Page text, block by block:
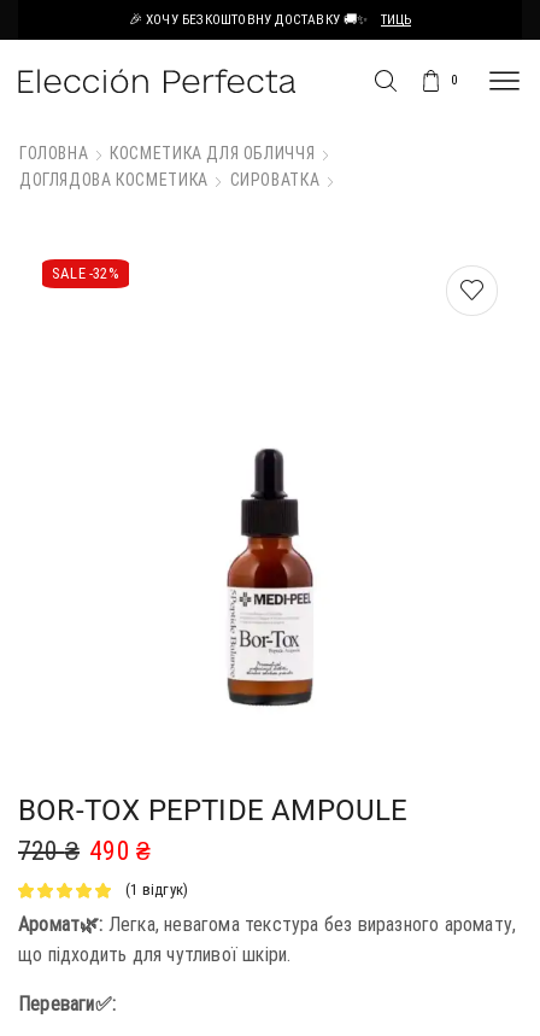
🎉 ХОЧУ БЕЗКОШТОВНУ ДОСТАВКУ 🚚✨ ТИЦЬ
0
ГОЛОВНА
КОСМЕТИКА ДЛЯ ОБЛИЧЧЯ
ДОГЛЯДОВА КОСМЕТИКА
СИРОВАТКА
SALE -32%
BOR-TOX PEPTIDE AMPOULE
720₴ 490₴
(1 відгук)
Аромат🌿: Легка, невагома текстура без виразного аромату,
що підходить для чутливої шкіри.
Переваги✅: